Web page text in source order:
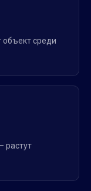
объект среди
растут